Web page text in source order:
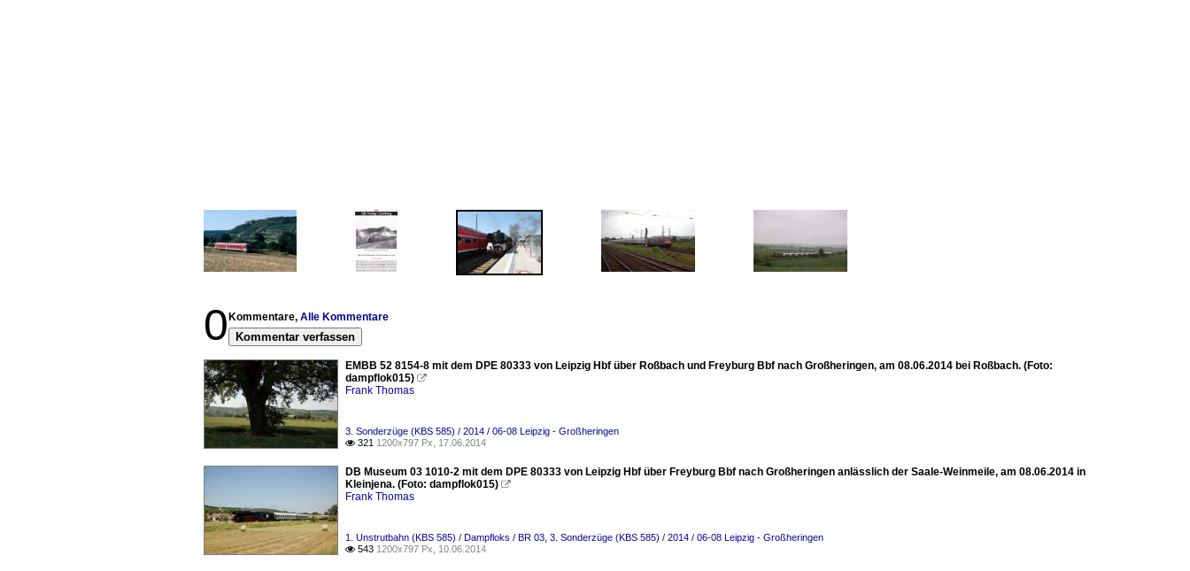
0 Kommentare, Alle Kommentare
Kommentar verfassen
EMBB 52 8154-8 mit dem DPE 80333 von Leipzig Hbf über Roßbach und Freyburg Bbf nach Großheringen, am 08.06.2014 bei Roßbach. (Foto:
dampflok015) 
Frank Thomas
3. Sonderzüge (KBS 585) / 2014 / 06-08 Leipzig - Großheringen
 321 1200x797 Px, 17.06.2014
DB Museum 03 1010-2 mit dem DPE 80333 von Leipzig Hbf über Freyburg Bbf nach Großheringen anlässlich der Saale-Weinmeile, am 08.06.2014 in
Kleinjena. (Foto: dampflok015) 
Frank Thomas
1. Unstrutbahn (KBS 585) / Dampfloks / BR 03 3. Sonderzüge (KBS 585) / 2014 / 06-08 Leipzig - Großheringen
 543 1200x797 Px, 10.06.2014